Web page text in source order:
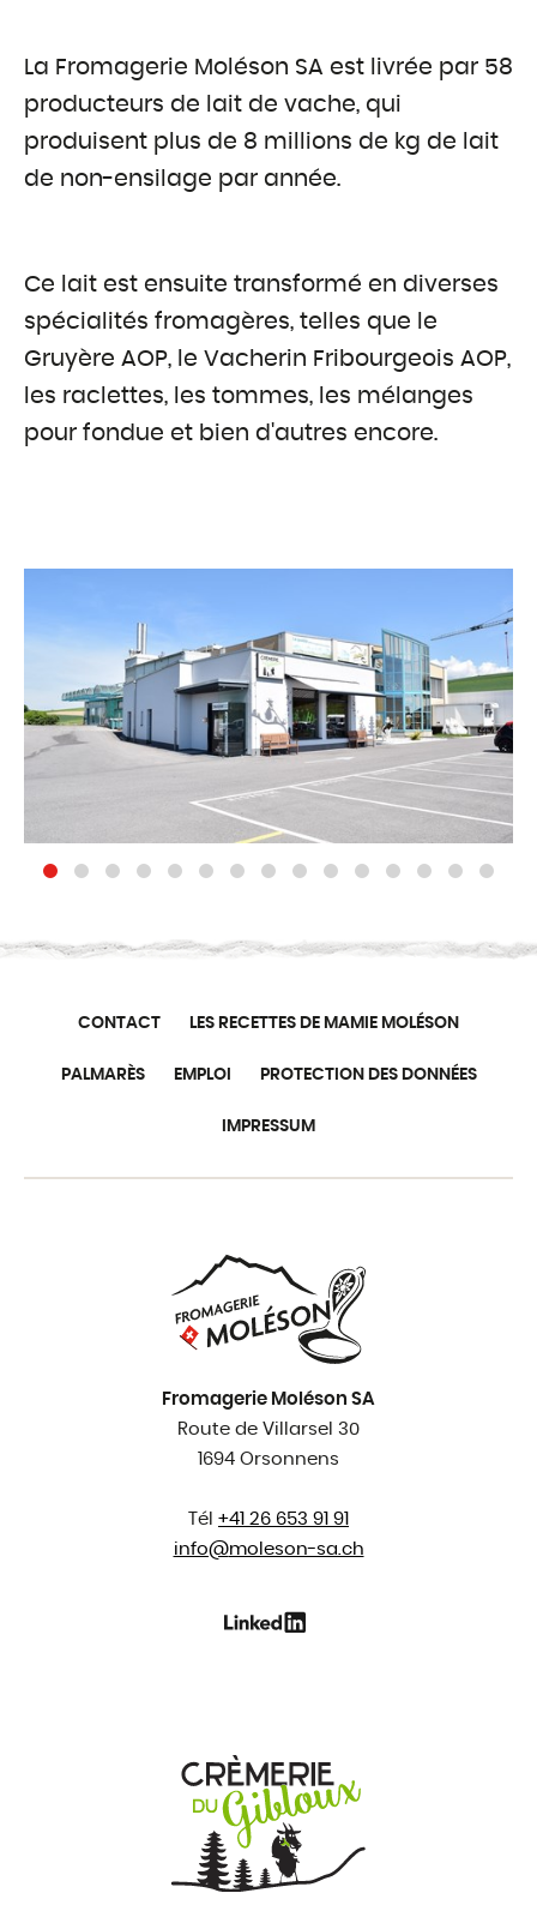
La Fromagerie Moléson SA est livrée par 58
producteurs de lait de vache, qui
produisent plus de 8 millions de kg de lait
de non-ensilage par année.
Ce lait est ensuite transformé en diverses
spécialités fromagères, telles que le
Gruyère AOP, le Vacherin Fribourgeois AOP,
les raclettes, les tommes, les mélanges
pour fondue et bien d'autres encore.
Fromagerie Moléson SA
Route de Villarsel 30
1694 Orsonnens
Tél +41 26 653 91 91
info@moleson-sa.ch
CONTACT LES RECETTES DE MAMIE MOLÉSON
PALMARÈS EMPLOI PROTECTION DES DONNÉES
IMPRESSUM